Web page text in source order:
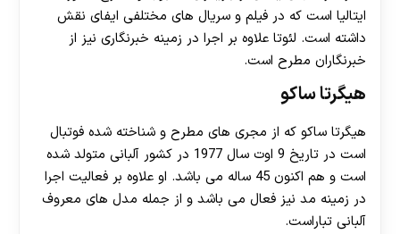
ایتالیا است که در فیلم و سریال های مختلفی ایفای نقش
داشته است. لئوتا علاوه بر اجرا در زمینه خبرنگاری نیز از
خبرنگاران مطرح است.
هیگرتا ساکو
هیگرتا ساکو که از مجری های مطرح و شناخته شده فوتبال
است در تاریخ 9 اوت سال 1977 در کشور آلبانی متولد شده
است و هم اکنون 45 ساله می باشد. او علاوه بر فعالیت اجرا
در زمینه مد نیز فعال می باشد و از جمله مدل های معروف
آلبانی تباراست.